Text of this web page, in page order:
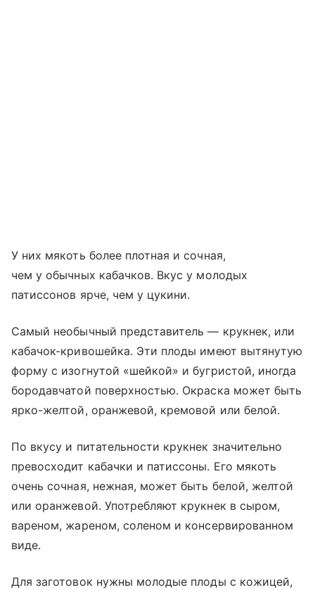
У них мякоть более плотная и сочная,
чем у обычных кабачков. Вкус у молодых
патиссонов ярче, чем у цукини.
Самый необычный представитель — крукнек, или
кабачок-кривошейка. Эти плоды имеют вытянутую
форму с изогнутой «шейкой» и бугристой, иногда
бородавчатой поверхностью. Окраска может быть
ярко-желтой, оранжевой, кремовой или белой.
По вкусу и питательности крукнек значительно
превосходит кабачки и патиссоны. Его мякоть
очень сочная, нежная, может быть белой, желтой
или оранжевой. Употребляют крукнек в сыром,
вареном, жареном, соленом и консервированном
виде.
Для заготовок нужны молодые плоды с кожицей,